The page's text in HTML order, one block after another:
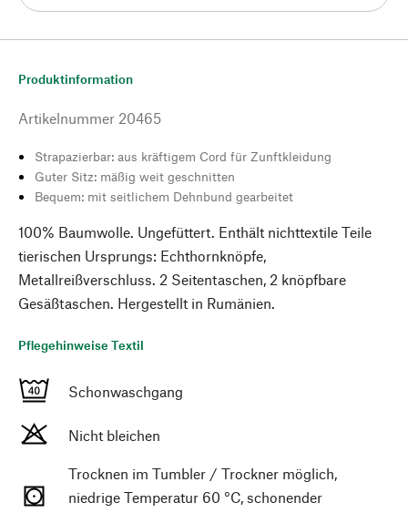
Produktinformation
Artikelnummer 20465
Strapazierbar: aus kräftigem Cord für Zunftkleidung
Guter Sitz: mäßig weit geschnitten
Bequem: mit seitlichem Dehnbund gearbeitet
100% Baumwolle. Ungefüttert. Enthält nichttextile Teile
tierischen Ursprungs: Echthornknöpfe,
Metallreißverschluss. 2 Seitentaschen, 2 knöpfbare
Gesäßtaschen. Hergestellt in Rumänien.
Pflegehinweise Textil
Schonwaschgang
Nicht bleichen
Trocknen im Tumbler / Trockner möglich,
niedrige Temperatur 60 °C, schonender